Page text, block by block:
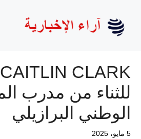
المحتوى
للثناء من مدرب
الوطني البرازيلي
5 مايو، 2025